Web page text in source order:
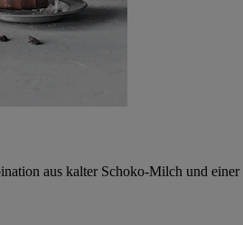
aus kalter Schoko-Milch und